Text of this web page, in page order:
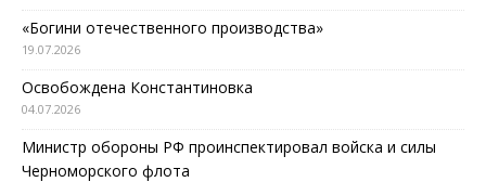
«Богини отечественного производства»
19.07.2026
Освобождена Константиновка
04.07.2026
Министр обороны РФ проинспектировал войска и силы
Черноморского флота